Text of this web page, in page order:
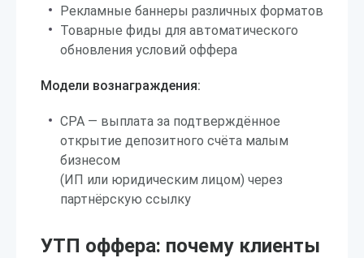
Рекламные баннеры различных форматов
Товарные фиды для автоматического
обновления условий оффера
Модели вознаграждения:
CPA — выплата за подтверждённое
открытие депозитного счёта малым
бизнесом
(ИП или юридическим лицом) через
партнёрскую ссылку
УТП оффера: почему клиенты